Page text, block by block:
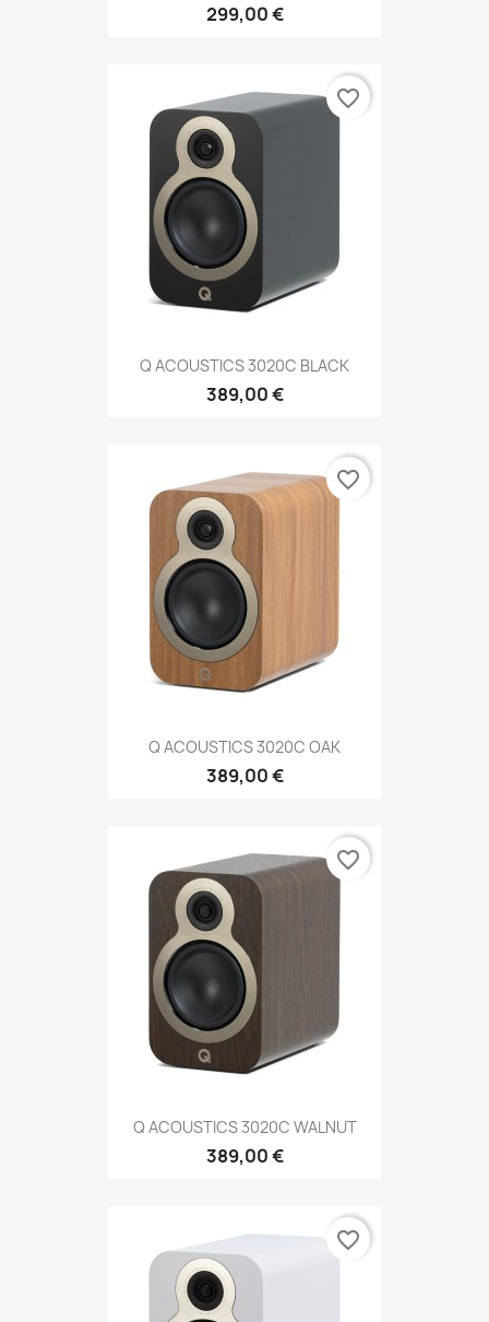
299,00 €
Q ACOUSTICS 3020C BLACK
389,00 €
favorite_border
Q ACOUSTICS 3020C OAK
389,00 €
favorite_border
Q ACOUSTICS 3020C WALNUT
389,00 €
favorite_border
favorite_border